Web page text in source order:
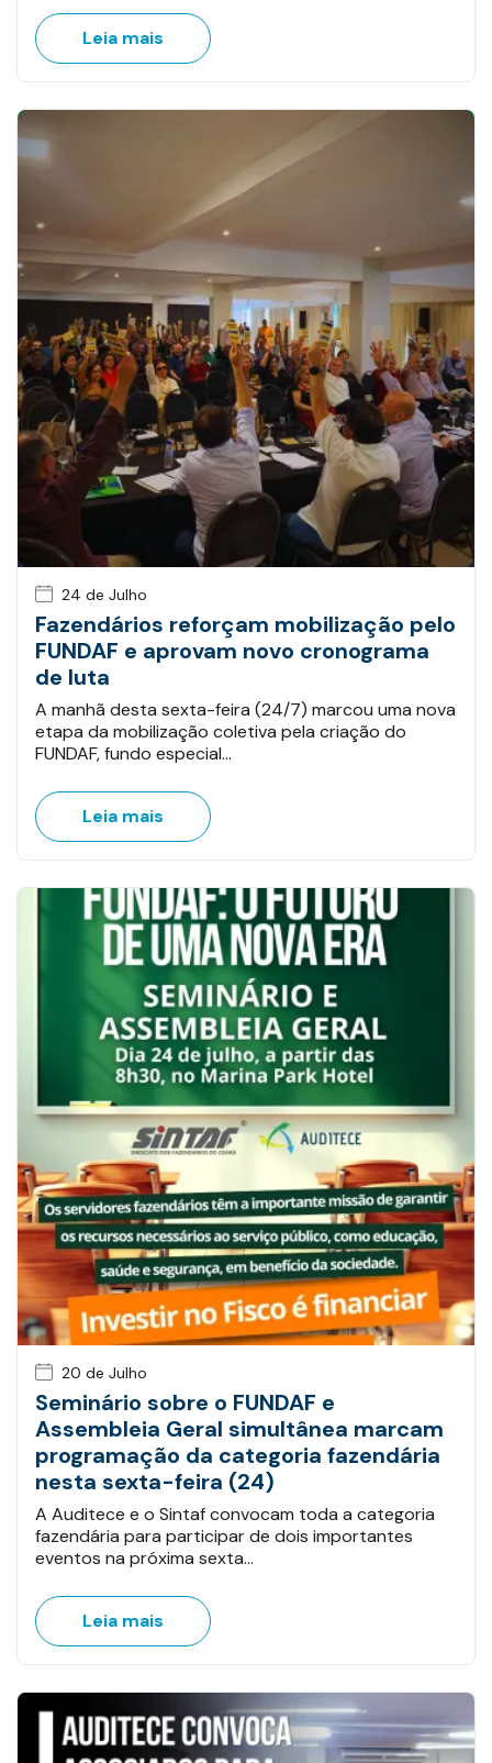
Leia mais
24 de Julho
Fazendários reforçam mobilização pelo
FUNDAF e aprovam novo cronograma
de luta
A manhã desta sexta-feira (24/7) marcou uma nova
etapa da mobilização coletiva pela criação do
FUNDAF, fundo especial…
Leia mais
20 de Julho
Seminário sobre o FUNDAF e
Assembleia Geral simultânea marcam
programação da categoria fazendária
nesta sexta-feira (24)
A Auditece e o Sintaf convocam toda a categoria
fazendária para participar de dois importantes
eventos na próxima sexta…
Leia mais